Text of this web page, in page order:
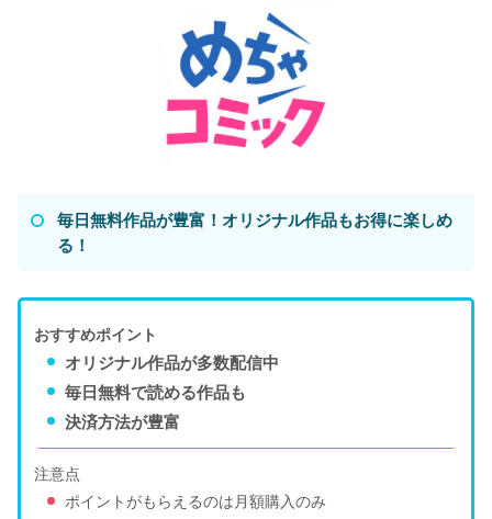
毎日無料作品が豊富！オリジナル作品もお得に楽しめ
る！
おすすめポイント
オリジナル作品が多数配信中
毎日無料で読める作品も
決済方法が豊富
注意点
ポイントがもらえるのは月額購入のみ